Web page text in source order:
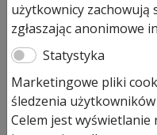
Produkt dostępny na
ilość
Hormann
SupraMatic
HT
głowica
Hormann
użytkownicy zachowują
zgłaszając anonimowe
Statystyka
Marketingowe pliki
śledzenia
Celem jest